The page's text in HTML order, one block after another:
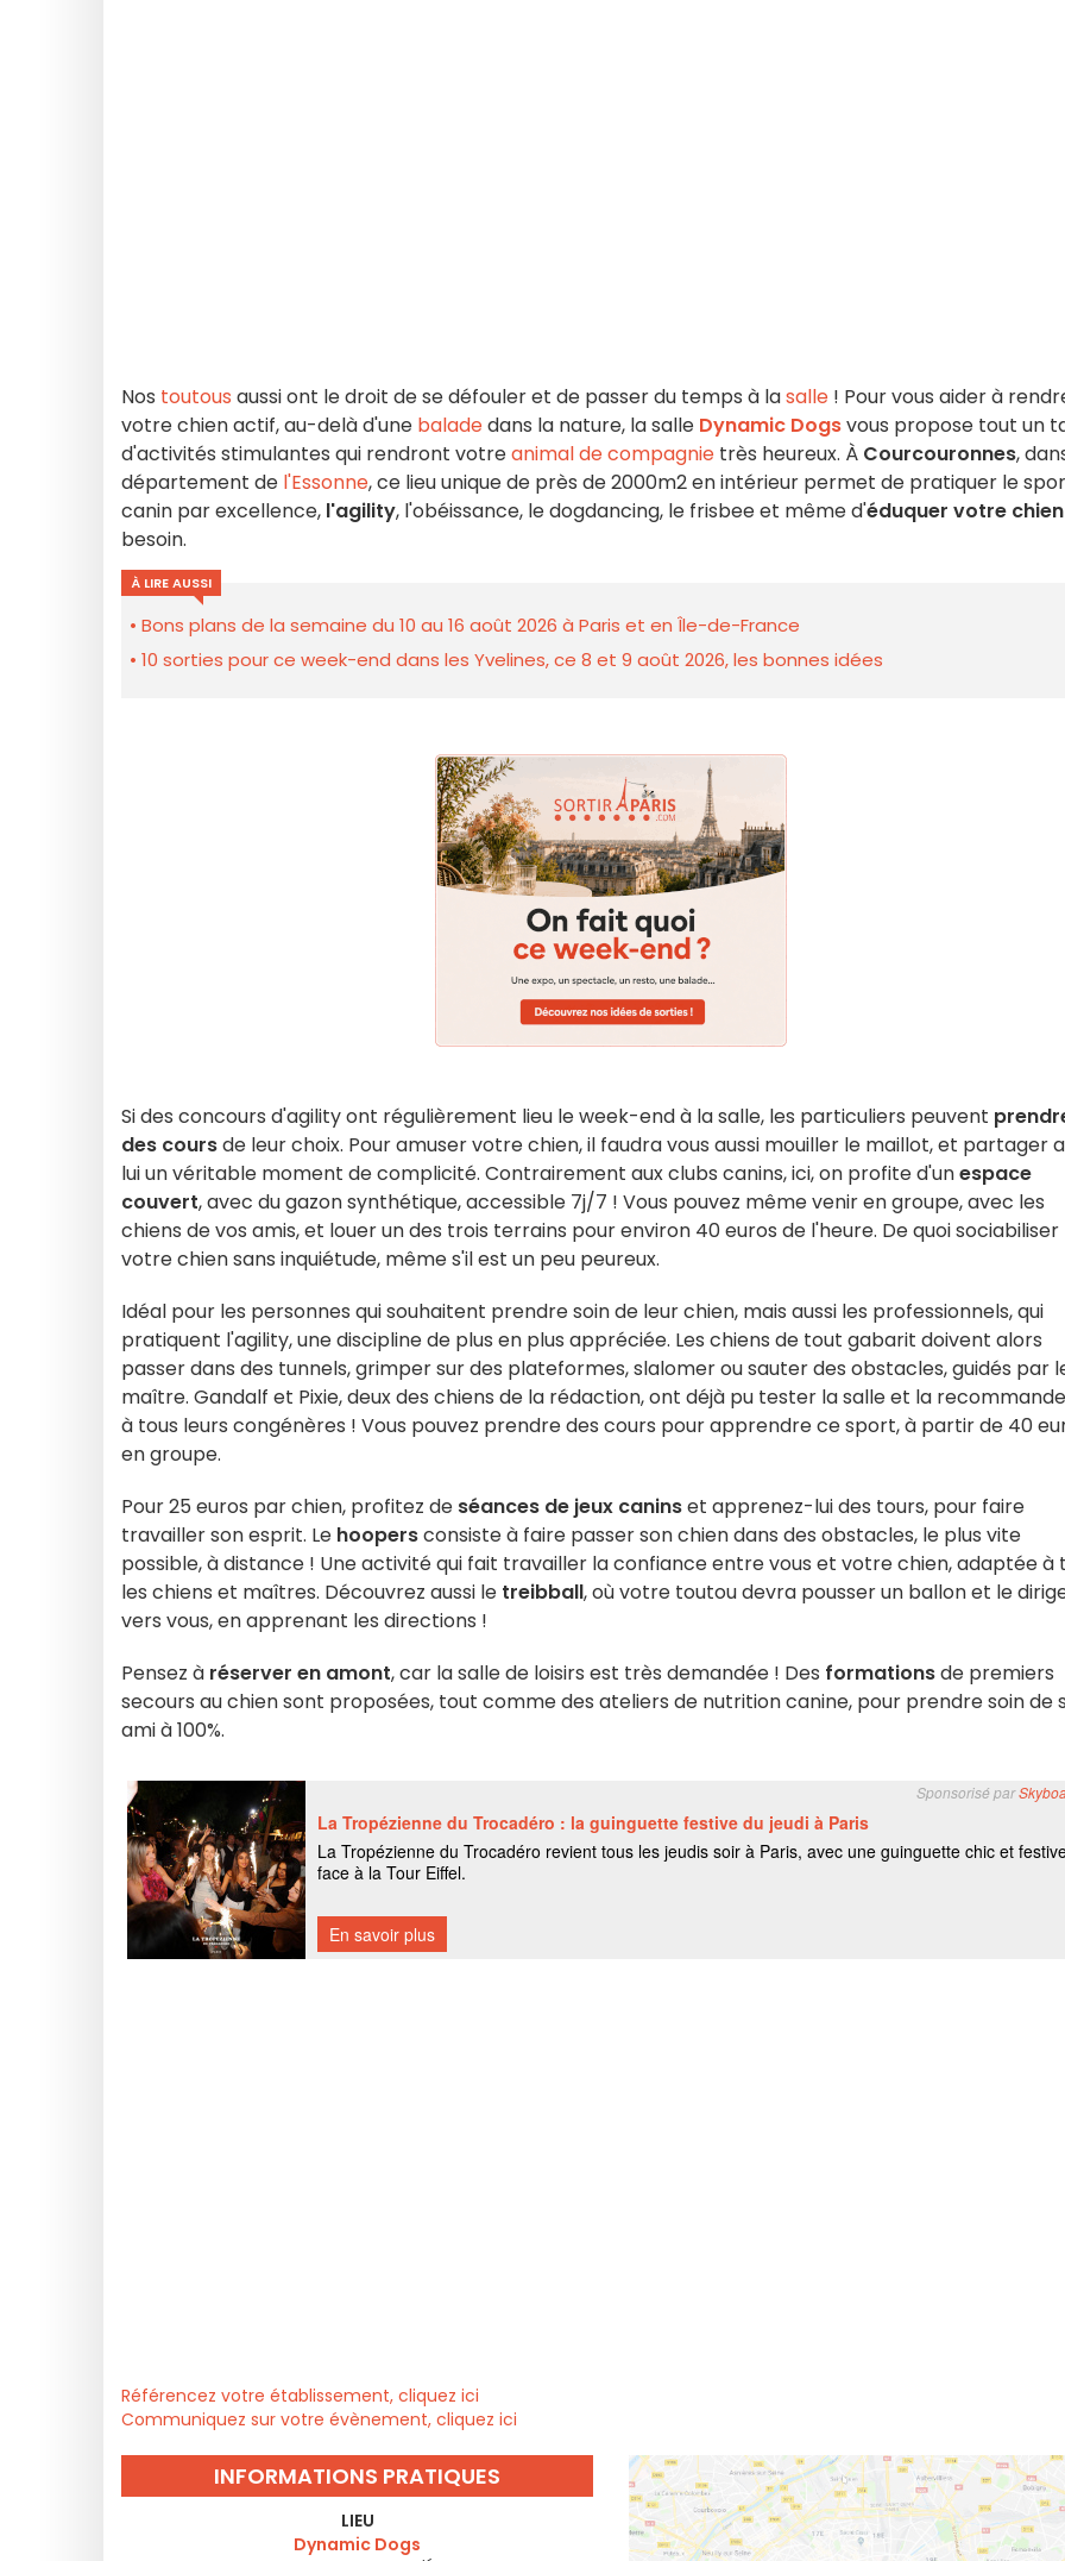
Nos toutous aussi ont le droit de se défouler et de passer du temps à lasalle ! Pour vous aider à
votre chien actif, au-delà d'une baladedans la nature, la salle Dynamic Dogsvous propose tout un
d'activités stimulantes qui rendront votreanimal de compagnie très heureux. À Courcouronnes,
département de l'Essonne, ce lieu unique de près de 2000m2 en intérieur permet de pratiquer le
canin par excellence, l'agility, l'obéissance, le dogdancing, le frisbee et même d'éduquer votre chien
besoin.
À LIRE AUSSI
Bons plans de la semaine du 10 au 16 août 2026 à Paris et en Île-de-France
10 sorties pour ce week-end dans les Yvelines, ce 8 et 9 août 2026, les bonnes idées
Si des concours d'agility ont régulièrement lieu le week-end à la salle, les particuliers peuvent
des coursde leur choix. Pour amuser votre chien, il faudra vous aussi mouiller le maillot, et partager
lui un véritable moment de complicité. Contrairement aux clubs canins, ici, on profite d'unespace
couvert, avec du gazon synthétique, accessible 7j/7 ! Vous pouvez même venir en groupe, avec les
chiens de vos amis, et louer un des trois terrains pour environ 40 euros de l'heure. De quoi sociabiliser
votre chien sans inquiétude, même s'il est un peu peureux.
Idéal pour les personnes qui souhaitent prendre soin de leur chien, mais aussi les professionnels, qui
pratiquent l'agility, une discipline de plus en plus appréciée. Les chiens de tout gabarit doivent alors
passer dans des tunnels, grimper sur des plateformes, slalomer ou sauter des obstacles, guidés par
maître. Gandalf et Pixie, deux des chiens de la rédaction, ont déjà pu tester la salle et la
à tous leurs congénères ! Vous pouvez prendre des cours pour apprendre ce sport, à partir de 40
en groupe.
Pour 25 euros par chien, profitez de séances de jeux caninset apprenez-lui des tours, pour faire
travailler son esprit. Le hoopersconsiste à faire passer son chien dans des obstacles, le plus vite
possible, à distance ! Une activité qui fait travailler la confiance entre vous et votre chien, adaptée à
les chiens et maîtres. Découvrez aussi le treibball, où votre toutou devra pousser un ballon et le
vers vous, en apprenant les directions !
Pensez à réserver en amont, car la salle de loisirs est très demandée ! Des formationsde premiers
secours au chien sont proposées, tout comme des ateliers de nutrition canine, pour prendre soin de
ami à 100%.
Référencez votre établissement, cliquez ici
Communiquez sur votre évènement, cliquez ici
INFORMATIONS PRATIQUES
LIEU
Dynamic Dogs